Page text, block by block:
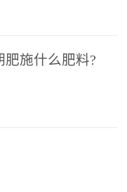
度800-1500倍（1-
肥施什么肥料?